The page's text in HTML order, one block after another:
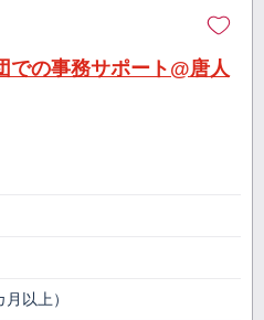
での事務サポート@唐人
以上）